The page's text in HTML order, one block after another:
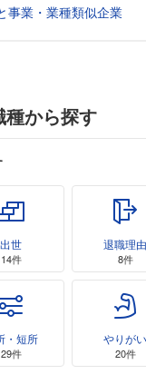
事業・業種類似企業
種から探す
出世
14件
退職理由
8件
・短所
29件
やりがい
20件